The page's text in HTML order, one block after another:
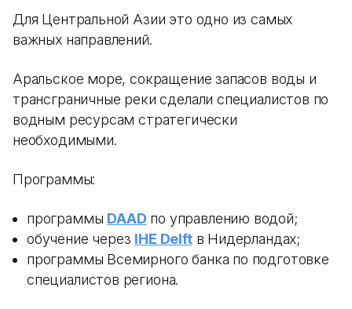
Для Центральной Азии это одно из самых
важных направлений.
Аральское море, сокращение запасов воды и
трансграничные реки сделали специалистов по
водным ресурсам стратегически
необходимыми.
Программы:
программы DAAD по управлению водой;
обучение через IHE Delftв Нидерландах;
программы Всемирного банка по подготовке
специалистов региона.